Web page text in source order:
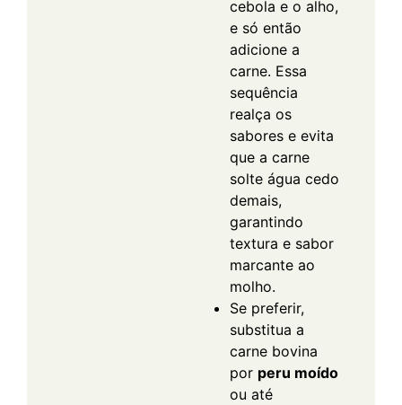
cebola e o alho,
e só então
adicione a
carne. Essa
sequência
realça os
sabores e evita
que a carne
solte água cedo
demais,
garantindo
textura e sabor
marcante ao
molho.
Se preferir,
substitua a
carne bovina
por peru moído
ou até